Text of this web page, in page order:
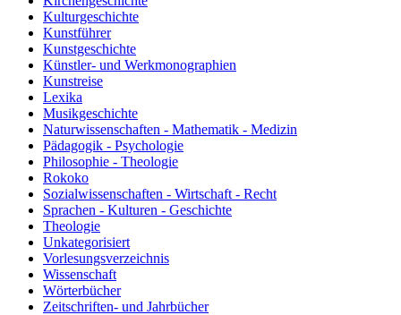
Kulturgeschichte
Kunstführer
Kunstgeschichte
Künstler- und Werkmonographien
Kunstreise
Lexika
Musikgeschichte
Naturwissenschaften - Mathematik - Medizin
Pädagogik - Psychologie
Philosophie - Theologie
Rokoko
Sozialwissenschaften - Wirtschaft - Recht
Sprachen - Kulturen - Geschichte
Theologie
Unkategorisiert
Vorlesungsverzeichnis
Wissenschaft
Wörterbücher
Zeitschriften- und Jahrbücher